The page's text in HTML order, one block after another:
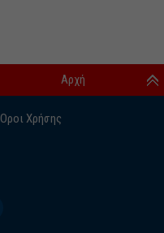
Οροι Χρήσης
Αρχή